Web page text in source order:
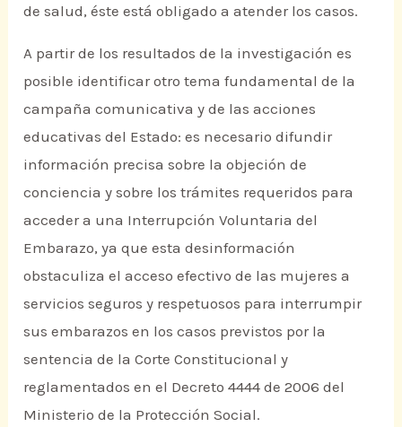
de salud, éste está obligado a atender los casos.
A partir de los resultados de la investigación es
posible identificar otro tema fundamental de la
campaña comunicativa y de las acciones
educativas del Estado: es necesario difundir
información precisa sobre la objeción de
conciencia y sobre los trámites requeridos para
acceder a una Interrupción Voluntaria del
Embarazo, ya que esta desinformación
obstaculiza el acceso efectivo de las mujeres a
servicios seguros y respetuosos para interrumpir
sus embarazos en los casos previstos por la
sentencia de la Corte Constitucional y
reglamentados en el Decreto 4444 de 2006 del
Ministerio de la Protección Social.